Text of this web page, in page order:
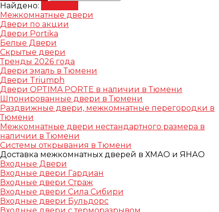
Найдено:
Межкомнатные двери
Двери по акции
Двери Portika
Белые Двери
Скрытые двери
Тренды 2026 года
Двери эмаль в Тюмени
Двери Triumph
Двери OPTIMA PORTE в наличии в Тюмени
Шпонированные двери в Тюмени
Раздвижные двери, межкомнатные перегородки в
Тюмени
Межкомнатные двери нестандартного размера в
наличии в Тюмени
Системы открывания в Тюмени
Доставка межкомнатных дверей в ХМАО и ЯНАО
Входные Двери
Входные двери Гардиан
Входные двери Страж
Входные двери Сила Сибири
Входные двери Бульдорс